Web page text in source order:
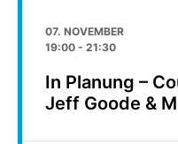
07. NOVEMBER
19:00 - 21:30
In Planung –
Jeff Goode &